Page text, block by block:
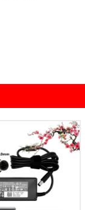
Add to
Wishlist